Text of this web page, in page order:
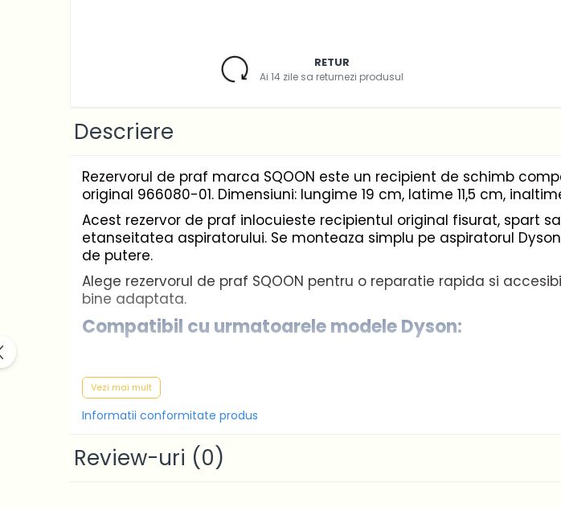
Accesorii Piese Aer Conditionat
Home & Deco
Dezinfectanti
Accesorii Audio Hi-Fi
Ingrijire personala
Produse pentru copii
Scaune auto copii
GRUPA 0+1 2 3/ 0-36 kg / 0-12 ani
Jucarii si Jocuri
Seturi de constructie
RETUR
Ai 14 zile sa returnezi produsul
Descriere
Rezervorul de praf marca SQOON este un recipient de schimb
original 966080-01. Dimensiuni: lungime 19 cm, latime 11,5 cm,
Acest rezervor de praf inlocuieste recipientul original fisurat, spart
etanseitatea aspiratorului. Se monteaza simplu pe aspiratorul
de putere.
Alege rezervorul de praf SQOON pentru o reparatie rapida si
bine adaptata.
Compatibil cu urmatoarele modele Dyson:
Dyson V6
Dyson V6 (SV03)
Dyson V6 (SV04)
Dyson V6 (SV06)
Dyson V6 (SV09)
Vezi mai mult
Informatii conformitate produs
Review-uri (0)